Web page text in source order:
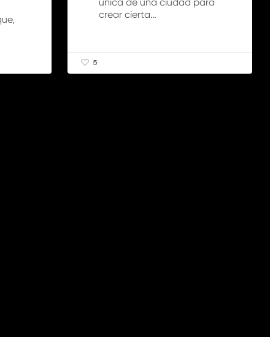
crear cierta…
5